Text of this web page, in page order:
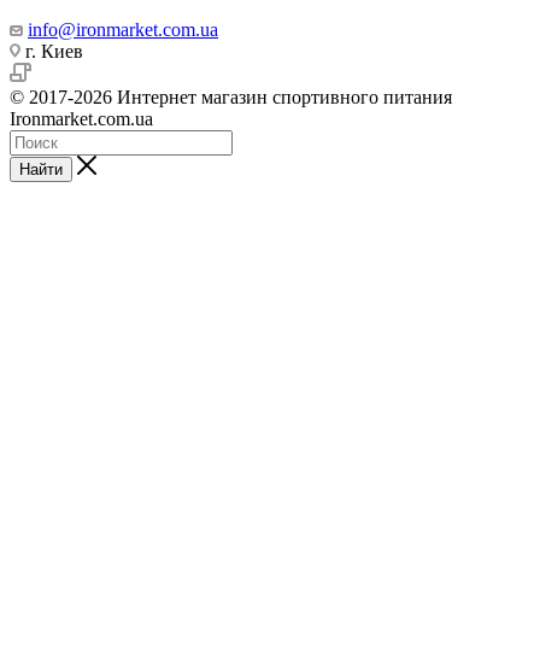
info@ironmarket.com.ua
г. Киев
© 2017-2026 Интернет магазин спортивного питания
Ironmarket.com.ua
Найти